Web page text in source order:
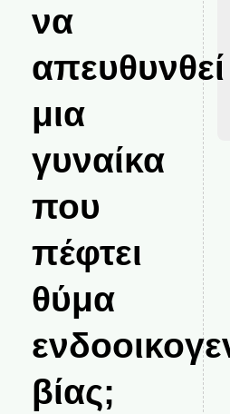
να
απευθυνθεί
μια
γυναίκα
που
πέφτει
θύμα
βίας;